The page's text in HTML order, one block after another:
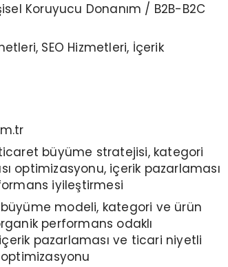
Koruyucu Donanım / B2B-B2C
SEO Hizmetleri, İçerik
ticaret büyüme stratejisi, kategori
optimizasyonu, içerik pazarlaması
iyileştirmesi
modeli, kategori ve ürün
performans odaklı
pazarlaması ve ticari niyetli